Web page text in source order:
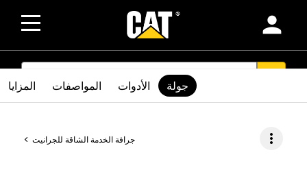
person
SEARCH
جرافة الخدمة الشاقة للجرانيت more_vert
المزايا المواصفات الأدوات جولة